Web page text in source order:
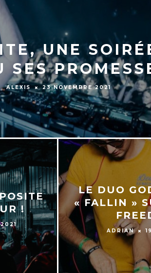
UNE
SES
ALEXIS 23 NOVEMBRE 2021
!
LE DUO
« FALLIN »
ADRIAN